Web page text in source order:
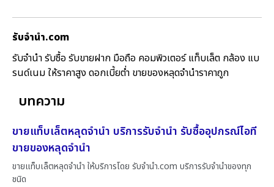
รับจํานํา.com
รับจำนำ รับซื้อ รับขายฝาก มือถือ คอมพิวเตอร์ แท็บเล็ต กล้อง แบ
รนด์เนม ให้ราคาสูง ดอกเบี้ยต่ำ ขายของหลุดจำนำราคาถูก
บทความ
ขายแท็บเล็ตหลุดจำนำ บริการรับจำนำ รับซื้ออุปกรณ์ไอที
ขายของหลุดจำนำ
ขายแท็บเล็ตหลุดจำนำ ให้บริการโดย รับจํานํา.com บริการรับจำนำของทุก
ชนิด